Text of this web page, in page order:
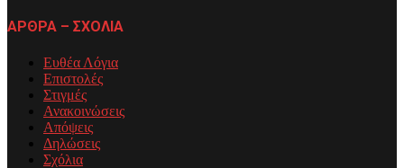
ΑΡΘΡΑ – ΣΧΟΛΙΑ
Ευθέα Λόγια
Επιστολές
Στιγμές
Ανακοινώσεις
Απόψεις
Δηλώσεις
Σχόλια